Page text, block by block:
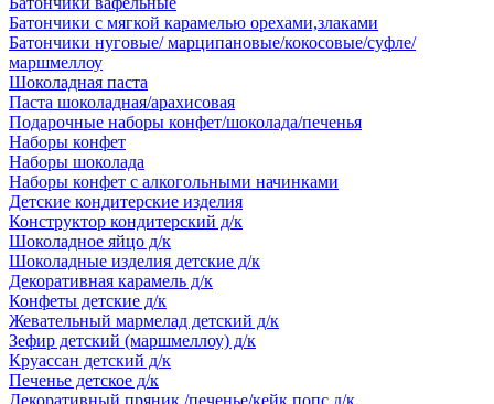
Батончики с мягкой карамелью орехами,злаками
Батончики нуговые/ марципановые/кокосовые/суфле/
маршмеллоу
Шоколадная паста
Паста шоколадная/арахисовая
Подарочные наборы конфет/шоколада/печенья
Наборы конфет
Наборы шоколада
Наборы конфет с алкогольными начинками
Детские кондитерские изделия
Конструктор кондитерский д/к
Шоколадное яйцо д/к
Шоколадные изделия детские д/к
Декоративная карамель д/к
Конфеты детские д/к
Жевательный мармелад детский д/к
Зефир детский (маршмеллоу) д/к
Круассан детский д/к
Печенье детское д/к
Декоративный пряник /печенье/кейк попс д/к